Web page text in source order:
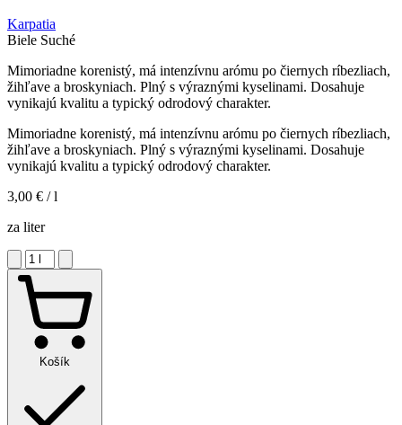
Karpatia
Biele Suché
Mimoriadne korenistý, má intenzívnu arómu po čiernych ríbezliach,
žihľave a broskyniach. Plný s výraznými kyselinami. Dosahuje
vynikajú kvalitu a typický odrodový charakter.
Mimoriadne korenistý, má intenzívnu arómu po čiernych ríbezliach,
žihľave a broskyniach. Plný s výraznými kyselinami. Dosahuje
vynikajú kvalitu a typický odrodový charakter.
3,00 € / l
za liter
Košík